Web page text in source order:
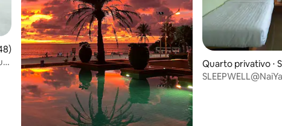
avaliação média de 5, 148 avaliações
Quarto privativo ⋅
district